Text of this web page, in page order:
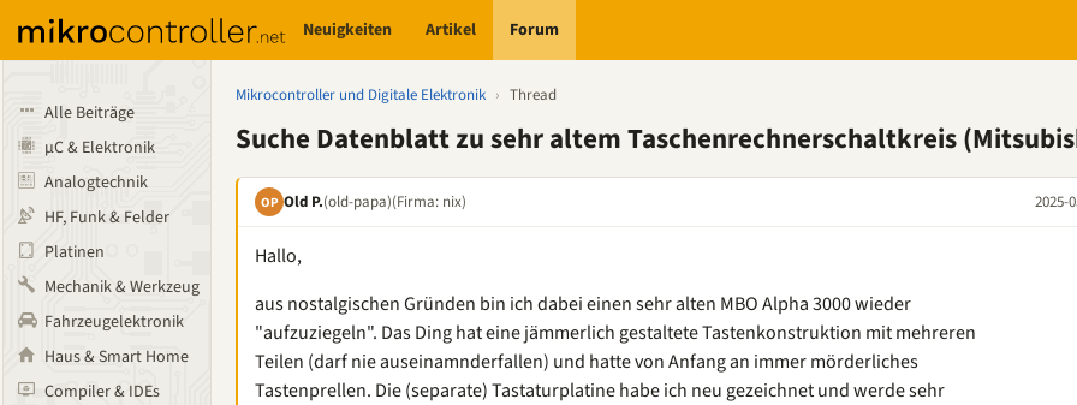
Neuigkeiten Artikel Forum
Alle Beiträge
µC & Elektronik
Analogtechnik
HF, Funk & Felder
Platinen
Mechanik & Werkzeug
Fahrzeugelektronik
Haus & Smart Home
Compiler & IDEs
Mikrocontroller und Digitale Elektronik › Thread
Suche Datenblatt zu sehr altem Taschenrechnerschaltkreis
OP Old P.(old-papa)(Firma: nix) 2025-
Hallo,
aus nostalgischen Gründen bin ich dabei einen sehr alten MBO Alpha 3000 wieder
"aufzuziegeln". Das Ding hat eine jämmerlich gestaltete Tastenkonstruktion mit mehreren
Teilen (darf nie auseinamnderfallen) und hatte von Anfang an immer mörderliches
Tastenprellen. Die (separate) Tastaturplatine habe ich neu gezeichnet und werde sehr